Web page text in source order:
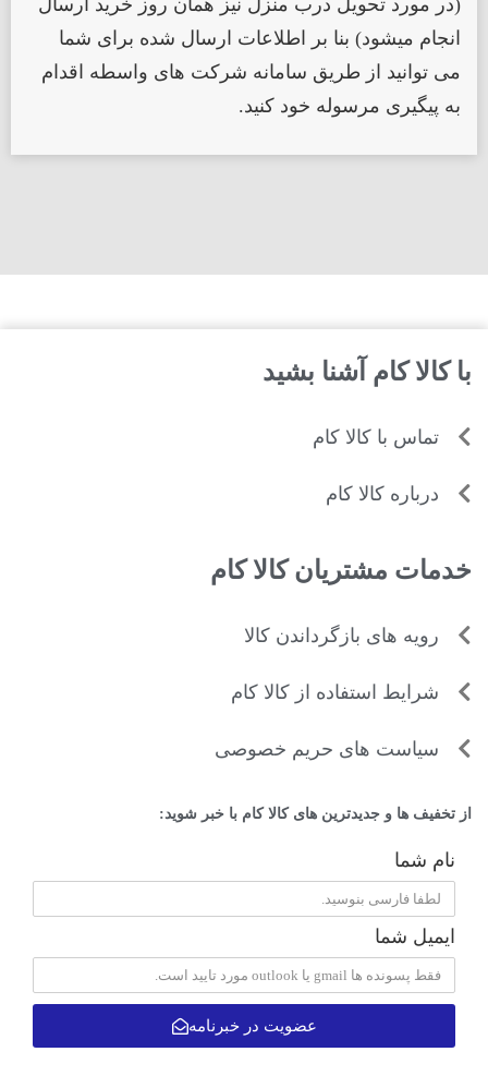
انجام میشود) بنا بر اطلاعات ارسال شده برای شما
می توانید از طریق سامانه شرکت های واسطه اقدام
به پیگیری مرسوله خود کنید.
با کالا کام آشنا بشید
تماس با کالا کام
درباره کالا کام
خدمات مشتریان کالا کام
رویه های بازگرداندن کالا
شرایط استفاده از کالا کام
سیاست های حریم خصوصی
از تخفیف ها و جدیدترین های کالا کام با خبر شوید:
نام شما
ایمیل شما
عضویت در خبرنامه